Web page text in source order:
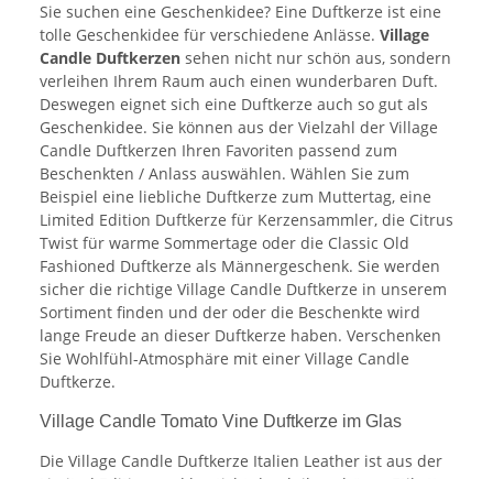
Sie suchen eine Geschenkidee? Eine Duftkerze ist eine
tolle Geschenkidee für verschiedene Anlässe. Village
Candle Duftkerzen sehen nicht nur schön aus, sondern
verleihen Ihrem Raum auch einen wunderbaren Duft.
Deswegen eignet sich eine Duftkerze auch so gut als
Geschenkidee. Sie können aus der Vielzahl der Village
Candle Duftkerzen Ihren Favoriten passend zum
Beschenkten / Anlass auswählen. Wählen Sie zum
Beispiel eine liebliche Duftkerze zum Muttertag, eine
Limited Edition Duftkerze für Kerzensammler, die Citrus
Twist für warme Sommertage oder die Classic Old
Fashioned Duftkerze als Männergeschenk. Sie werden
sicher die richtige Village Candle Duftkerze in unserem
Sortiment finden und der oder die Beschenkte wird
lange Freude an dieser Duftkerze haben. Verschenken
Sie Wohlfühl-Atmosphäre mit einer Village Candle
Duftkerze.
Village Candle Tomato Vine Duftkerze im Glas
Die Village Candle Duftkerze Italien Leather ist aus der